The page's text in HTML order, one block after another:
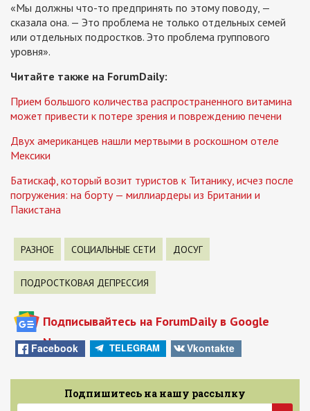
«Мы должны что-то предпринять по этому поводу, —
сказала она. — Это проблема не только отдельных семей
или отдельных подростков. Это проблема группового
уровня».
Читайте также на ForumDaily:
Прием большого количества распространенного витамина
может привести к потере зрения и повреждению печени
Двух американцев нашли мертвыми в роскошном отеле
Мексики
Батискаф, который возит туристов к Титанику, исчез после
погружения: на борту — миллиардеры из Британии и
Пакистана
РАЗНОЕ СОЦИАЛЬНЫЕ СЕТИ ДОСУГ
ПОДРОСТКОВАЯ ДЕПРЕССИЯ
Подписывайтесь на ForumDaily в Google
News
Facebook TELEGRAM Vkontakte
Подпишитесь на нашу рассылку